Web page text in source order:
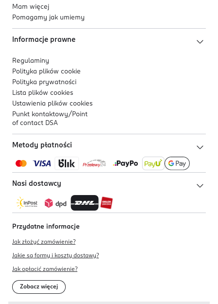
Mam więcej
Pomagamy jak umiemy
Informacje prawne
Regulaminy
Polityka plików cookie
Polityka prywatności
Lista plików cookies
Ustawienia plików cookies
Punkt kontaktowy/ Point
of contact DSA
Metody płatności
Nasi dostawcy
Przydatne informacje
Jak złożyć zamówienie?
Jakie są formy i koszty dostawy?
Jak opłacić zamówienie?
Zobacz więcej